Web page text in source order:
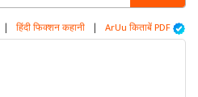
| हिंदी फिक्शन कहानी | ArUu किताबें PDF